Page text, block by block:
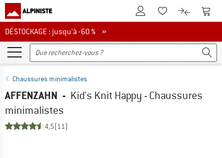
Vers le compte client
Vers la liste
Vers le
DÉSTOCKAGE : jusqu'à -60 %
DÉSTOCKAGE : jusqu'à -60 % »
Chaussures minimalistes
AFFENZAHN - Kid's Knit Happy - Chaussures
minimalistes
4,5(11)